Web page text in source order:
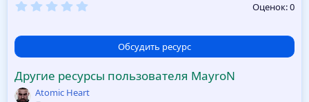
0
в
з
д
Оценок: 0
Обсудить ресурс
Другие ресурсы пользователя MayroN
Atomic Heart